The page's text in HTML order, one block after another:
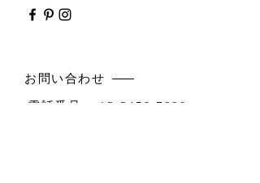
​お問い合わせ
電話番号：
12-3456-7890